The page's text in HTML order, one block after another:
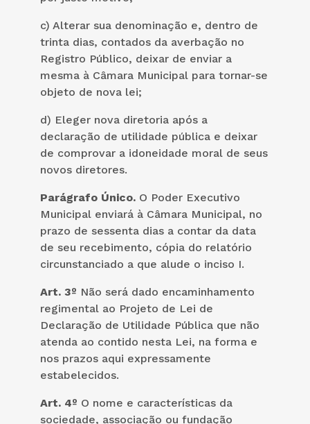
c) Alterar sua denominação e, dentro de
trinta dias, contados da averbação no
Registro Público, deixar de enviar a
mesma à Câmara Municipal para tornar-se
objeto de nova lei;
d) Eleger nova diretoria após a
declaração de utilidade pública e deixar
de comprovar a idoneidade moral de seus
novos diretores.
Parágrafo Único. O Poder Executivo
Municipal enviará à Câmara Municipal, no
prazo de sessenta dias a contar da data
de seu recebimento, cópia do relatório
circunstanciado a que alude o inciso I.
Art. 3º Não será dado encaminhamento
regimental ao Projeto de Lei de
Declaração de Utilidade Pública que não
atenda ao contido nesta Lei, na forma e
nos prazos aqui expressamente
estabelecidos.
Art. 4º O nome e características da
sociedade, associação ou fundação